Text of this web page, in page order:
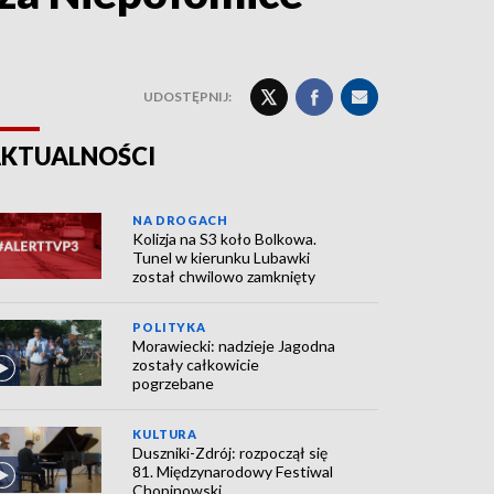
UDOSTĘPNIJ:
NA DROGACH
Kolizja na S3 koło Bolkowa.
Tunel w kierunku Lubawki
został chwilowo zamknięty
POLITYKA
Morawiecki: nadzieje Jagodna
zostały całkowicie
pogrzebane
KULTURA
Duszniki-Zdrój: rozpoczął się
81. Międzynarodowy Festiwal
Chopinowski